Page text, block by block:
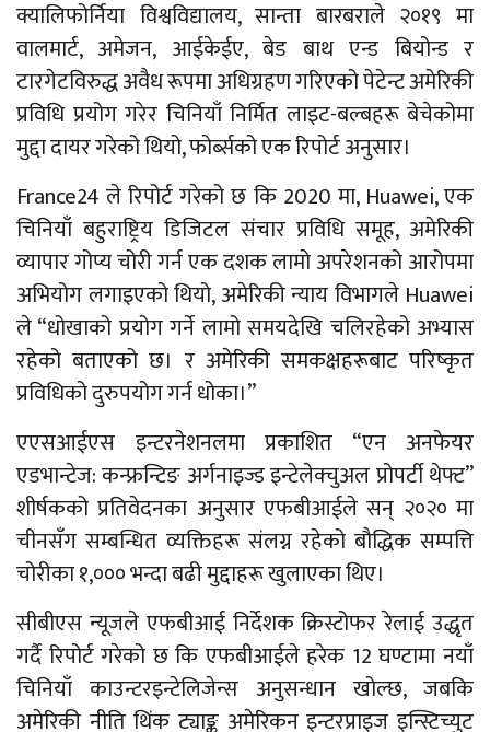
क्यालिफोर्निया विश्वविद्यालय, सान्ता बारबराले २०१९ मा
वालमार्ट, अमेजन, आईकेईए, बेड बाथ एन्ड बियोन्ड र
टारगेटविरुद्ध अवैध रूपमा अधिग्रहण गरिएको पेटेन्ट अमेरिकी
प्रविधि प्रयोग गरेर चिनियाँ निर्मित लाइट-बल्बहरू बेचेकोमा
मुद्दा दायर गरेको थियो, फोर्ब्सको एक रिपोर्ट अनुसार।
France24 ले रिपोर्ट गरेको छ कि 2020 मा, Huawei, एक
चिनियाँ बहुराष्ट्रिय डिजिटल संचार प्रविधि समूह, अमेरिकी
व्यापार गोप्य चोरी गर्न एक दशक लामो अपरेशनको आरोपमा
अभियोग लगाइएको थियो, अमेरिकी न्याय विभागले Huawei
ले “धोखाको प्रयोग गर्ने लामो समयदेखि चलिरहेको अभ्यास
रहेको बताएको छ। र अमेरिकी समकक्षहरूबाट परिष्कृत
प्रविधिको दुरुपयोग गर्न धोका।”
एएसआईएस इन्टरनेशनलमा प्रकाशित “एन अनफेयर
एडभान्टेज: कन्फ्रन्टिङ अर्गनाइज्ड इन्टेलेक्चुअल प्रोपर्टी थेफ्ट”
शीर्षकको प्रतिवेदनका अनुसार एफबीआईले सन् २०२० मा
चीनसँग सम्बन्धित व्यक्तिहरू संलग्न रहेको बौद्धिक सम्पत्ति
चोरीका १,००० भन्दा बढी मुद्दाहरू खुलाएका थिए।
सीबीएस न्यूजले एफबीआई निर्देशक क्रिस्टोफर रेलाई उद्धृत
गर्दै रिपोर्ट गरेको छ कि एफबीआईले हरेक 12 घण्टामा नयाँ
चिनियाँ काउन्टरइन्टेलिजेन्स अनुसन्धान खोल्छ, जबकि
अमेरिकी नीति थिंक ट्याङ्क अमेरिकन इन्टरप्राइज इन्स्टिच्युट